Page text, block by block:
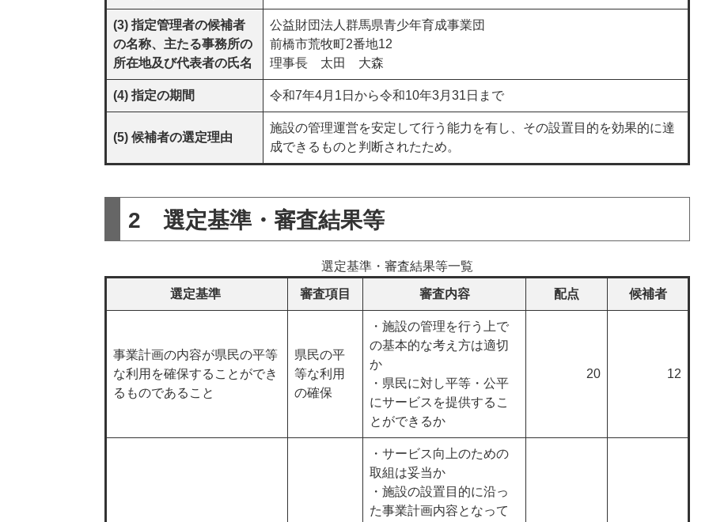
(3) 指定管理者の候補者
の名称、主たる事務所の
所在地及び代表者の氏名
公益財団法人群馬県青少年育成事業団
前橋市荒牧町2番地12
理事長 太田 大森
(4) 指定の期間 令和7年4月1日から令和10年3月31日まで
(5) 候補者の選定理由
施設の管理運営を安定して行う能力を有し、その設置目的を効果的に達
成できるものと判断されたため。
2 選定基準・審査結果等
選定基準・審査結果等一覧
選定基準 審査項目 審査内容 配点 候補者
事業計画の内容が県民の平等
な利用を確保することができ
るものであること
県民の平
等な利用
の確保
・施設の管理を行う上で
の基本的な考え方は適切
か
・県民に対し平等・公平
にサービスを提供するこ
とができるか
20 12
・サービス向上のための
取組は妥当か
・施設の設置目的に沿っ
た事業計画内容となって